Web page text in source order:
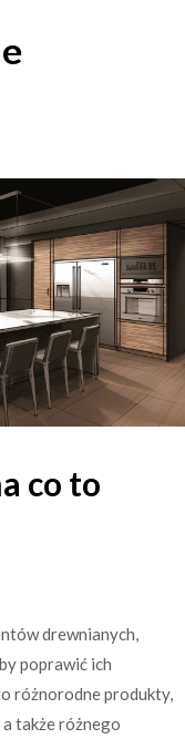
co to
drewnianych,
poprawić ich
różnorodne produkty,
także różnego